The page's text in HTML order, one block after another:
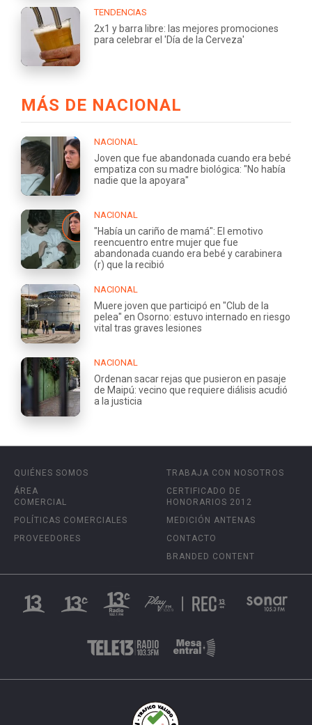
TENDENCIAS
2x1 y barra libre: las mejores promociones
para celebrar el 'Día de la Cerveza'
MÁS DE NACIONAL
NACIONAL
Joven que fue abandonada cuando era bebé
empatiza con su madre biológica: "No había
nadie que la apoyara"
NACIONAL
"Había un cariño de mamá": El emotivo
reencuentro entre mujer que fue
abandonada cuando era bebé y carabinera
(r) que la recibió
NACIONAL
Muere joven que participó en "Club de la
pelea" en Osorno: estuvo internado en riesgo
vital tras graves lesiones
NACIONAL
Ordenan sacar rejas que pusieron en pasaje
de Maipú: vecino que requiere diálisis acudió
a la justicia
QUIÉNES SOMOS
ÁREA
COMERCIAL
POLÍTICAS COMERCIALES
PROVEEDORES
TRABAJA CON NOSOTROS
CERTIFICADO DE
HONORARIOS 2012
MEDICIÓN ANTENAS
CONTACTO
BRANDED CONTENT